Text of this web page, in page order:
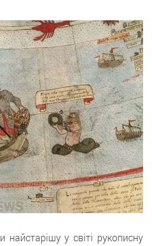
найстарішу у світі рукописну